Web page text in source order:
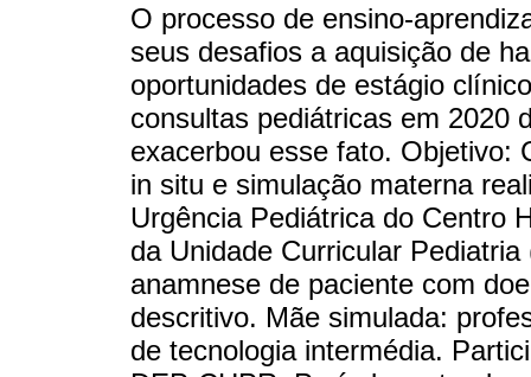
O processo de ensino-
seus desafios a aquisição de
oportunidades de estágio
consultas pediátricas em 2020
exacerbou esse fato. Objetivo:
in situ e simulação materna
Urgência Pediátrica do Centro
da Unidade Curricular
anamnese de paciente com
descritivo. Mãe simulada:
de tecnologia intermédia.